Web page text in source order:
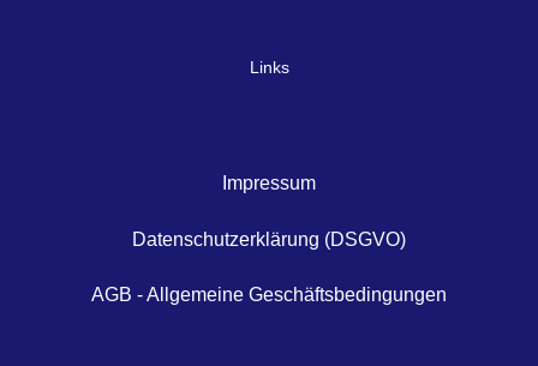
Links
Impressum
Datenschutzerklärung (DSGVO)
AGB - Allgemeine Geschäftsbedingungen